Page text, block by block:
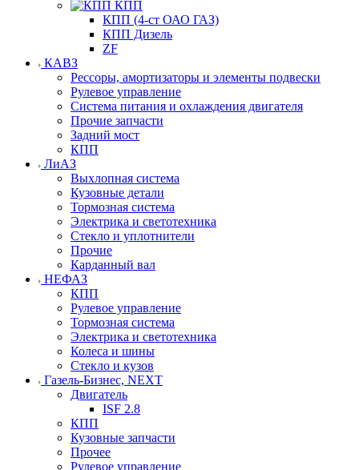
КПП
КПП (4-ст ОАО ГАЗ)
КПП Дизель
ZF
КАВЗ
Рессоры, амортизаторы и элементы подвески
Рулевое управление
Система питания и охлаждения двигателя
Прочие запчасти
Задний мост
КПП
ЛиАЗ
Выхлопная система
Кузовные детали
Тормозная система
Электрика и светотехника
Стекло и уплотнители
Прочие
Карданный вал
НЕФАЗ
КПП
Рулевое управление
Тормозная система
Электрика и светотехника
Колеса и шины
Стекло и кузов
Газель-Бизнес, NEXT
Двигатель
ISF 2.8
КПП
Кузовные запчасти
Прочее
Рулевое управление